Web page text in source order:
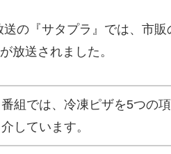
送の『サタプラ』では、市
放送されました。
番組では、冷凍ピザを5つの
介しています。